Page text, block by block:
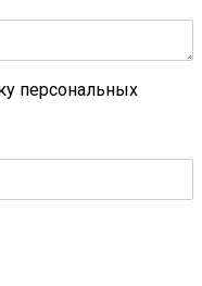
персональных